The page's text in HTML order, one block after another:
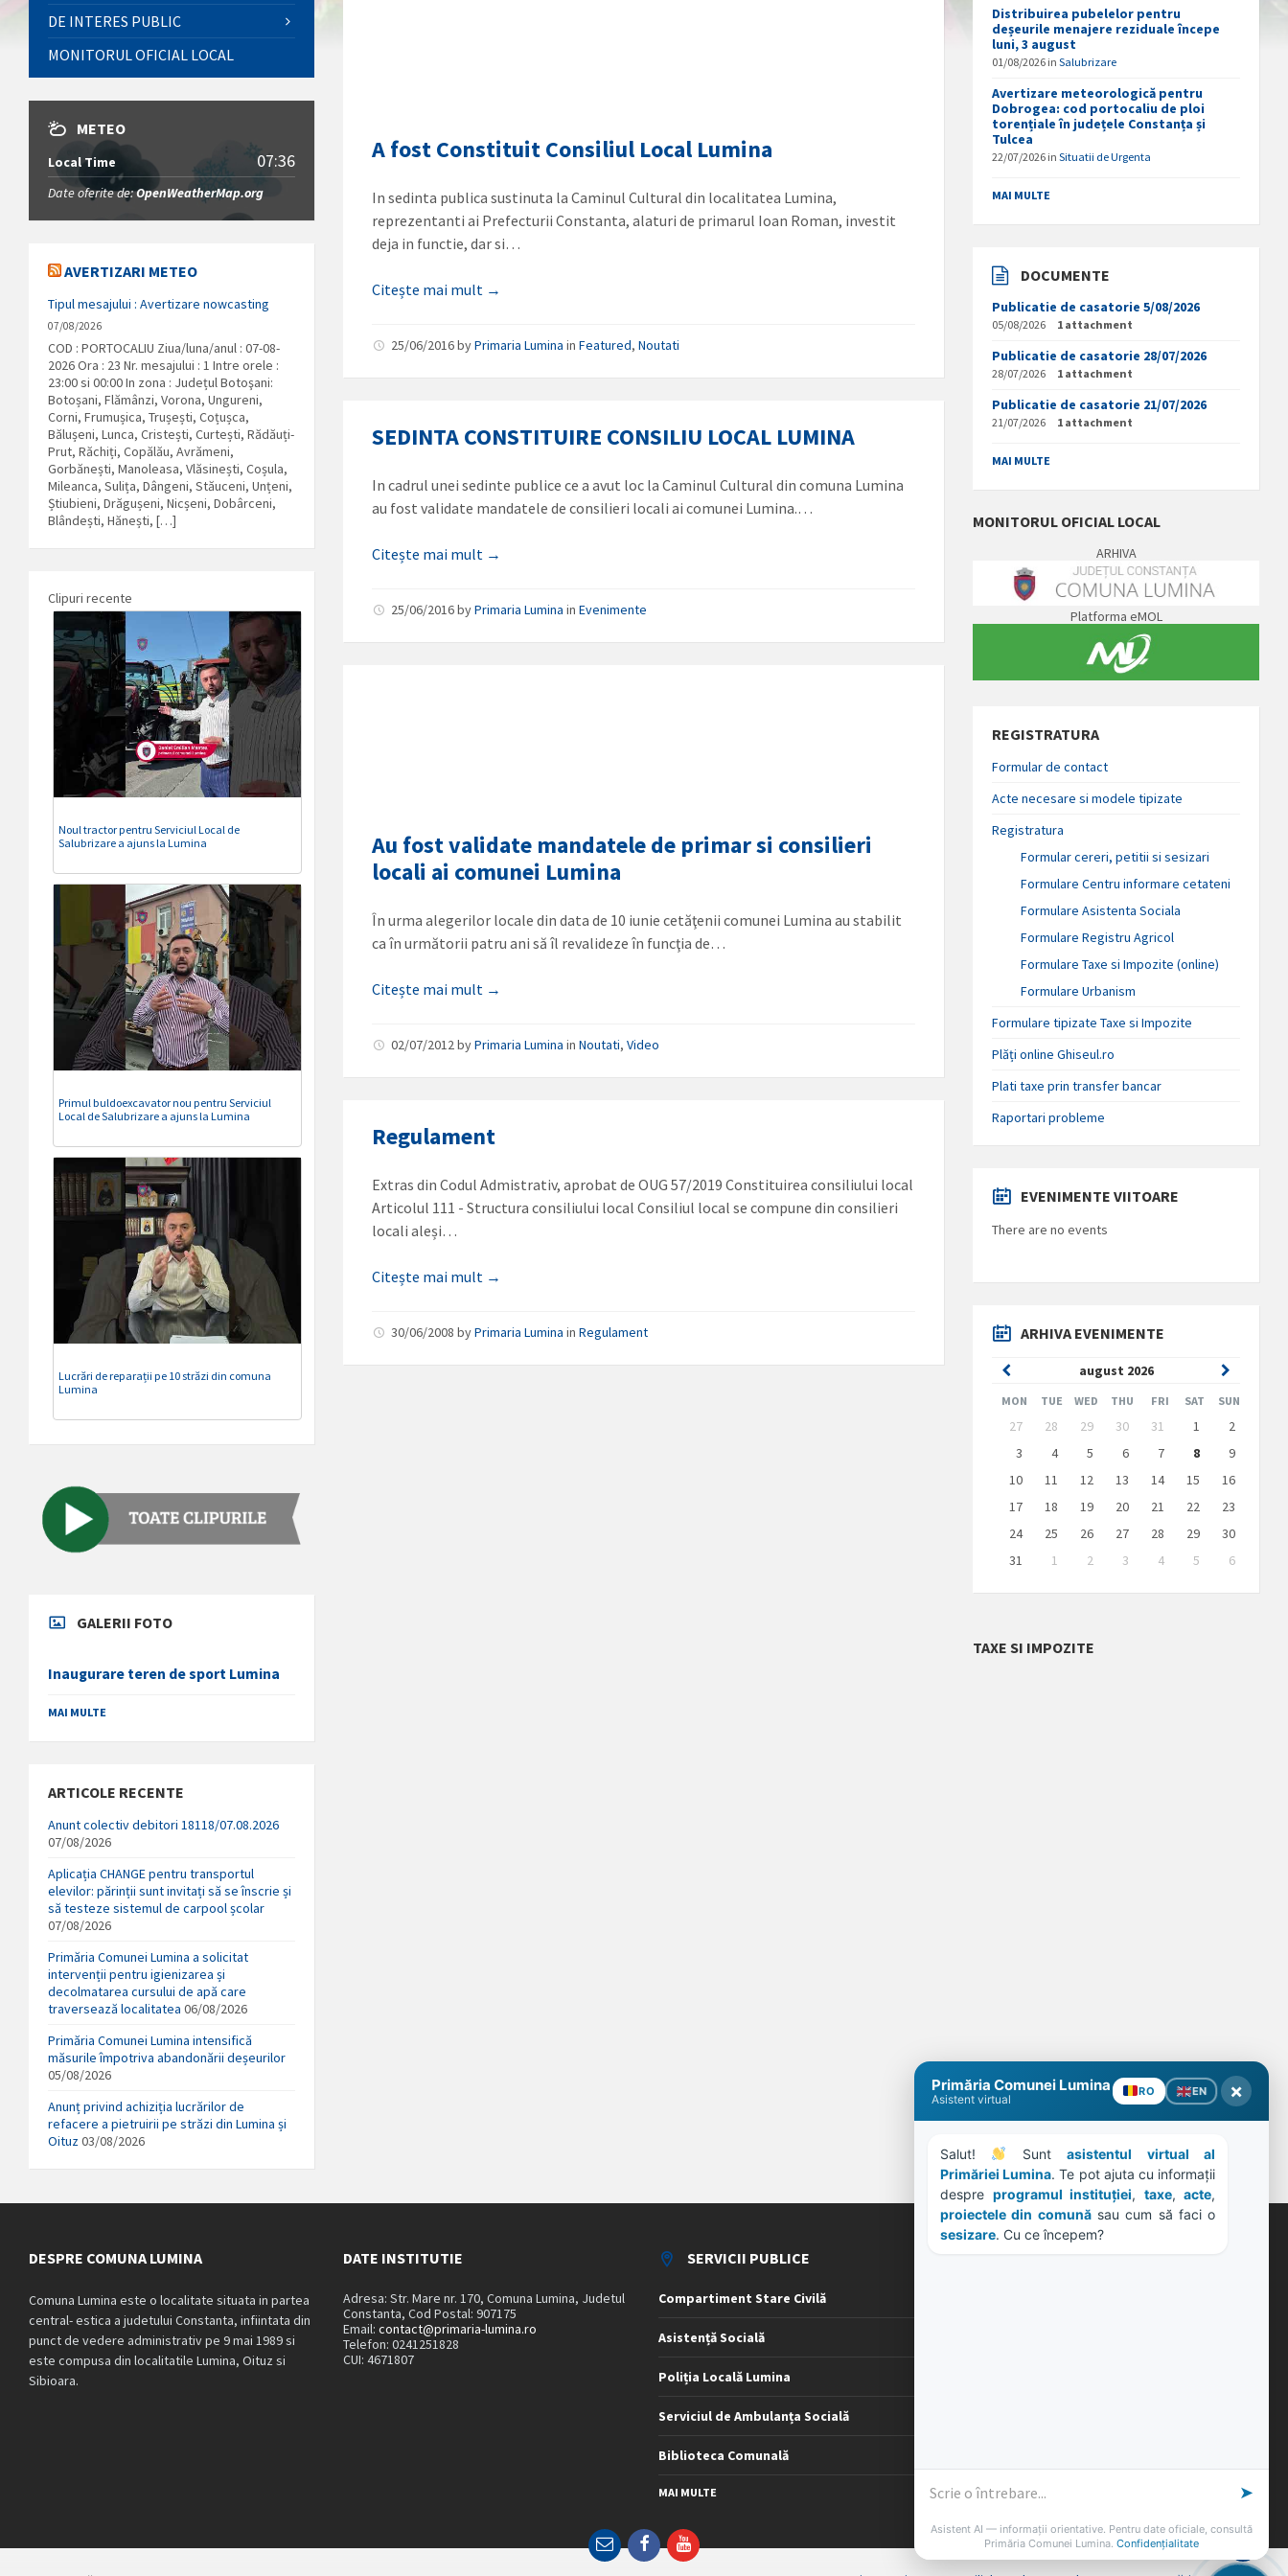
A fost Constituit Consiliul Local Lumina
In sedinta publica sustinuta la Caminul Cultural din localitatea Lumina,
reprezentanti ai Prefecturii Constanta, alaturi de primarul Ioan Roman, investit
deja in functie, dar si…
Citește mai mult →
25/06/2016byPrimaria Lumina inFeatured,Noutati
SEDINTA CONSTITUIRE CONSILIU LOCAL LUMINA
In cadrul unei sedinte publice ce a avut loc la Caminul Cultural din comuna Lumina
au fost validate mandatele de consilieri locali ai comunei Lumina.…
Citește mai mult →
25/06/2016byPrimaria Lumina inEvenimente
Au fost validate mandatele de primar si consilieri
locali ai comunei Lumina
În urma alegerilor locale din data de 10 iunie cetăţenii comunei Lumina au stabilit
ca în următorii patru ani să îl revalideze în funcţia de…
Citește mai mult →
02/07/2012byPrimaria Lumina inNoutati,Video
Regulament
Extras din Codul Admistrativ, aprobat de OUG 57/2019 Constituirea consiliului local
Articolul 111 - Structura consiliului local Consiliul local se compune din consilieri
locali aleși…
Citește mai mult →
30/06/2008byPrimaria Lumina inRegulament
DE INTERES PUBLIC
MONITORUL OFICIAL LOCAL
METEO
Local Time 07:36
Date oferite de:OpenWeatherMap.org
AVERTIZARI METEO
Tipul mesajului : Avertizare nowcasting
07/08/2026
COD : PORTOCALIU Ziua/luna/anul : 07-08-
2026 Ora : 23 Nr. mesajului : 1 Intre orele :
23:00 si 00:00 In zona : Județul Botoşani:
Botoșani, Flămânzi, Vorona, Ungureni,
Corni, Frumușica, Trușești, Coțușca,
Bălușeni, Lunca, Cristești, Curtești, Rădăuți-
Prut, Răchiți, Copălău, Avrămeni,
Gorbănești, Manoleasa, Vlăsinești, Coșula,
Mileanca, Sulița, Dângeni, Stăuceni, Unțeni,
Știubieni, Drăgușeni, Nicșeni, Dobârceni,
Blândești, Hănești, […]
Clipuri recente
Noul tractor pentru Serviciul Local de
Salubrizare a ajuns la Lumina
Primul buldoexcavator nou pentru Serviciul
Local de Salubrizare a ajuns la Lumina
Lucrări de reparații pe 10 străzi din comuna
Lumina
GALERII FOTO
Inaugurare teren de sport Lumina
MAI MULTE
ARTICOLE RECENTE
Anunt colectiv debitori 18118/07.08.2026
07/08/2026
Aplicația CHANGE pentru transportul
elevilor: părinții sunt invitați să se înscrie și
să testeze sistemul de carpool școlar
07/08/2026
Primăria Comunei Lumina a solicitat
intervenții pentru igienizarea și
decolmatarea cursului de apă care
traversează localitatea 06/08/2026
Primăria Comunei Lumina intensifică
măsurile împotriva abandonării deșeurilor
05/08/2026
Anunț privind achiziția lucrărilor de
refacere a pietruirii pe străzi din Lumina și
Oituz03/08/2026
Distribuirea pubelelor pentru
deșeurile menajere reziduale începe
luni, 3 august
01/08/2026 inSalubrizare
Avertizare meteorologică pentru
Dobrogea: cod portocaliu de ploi
torențiale în județele Constanța și
Tulcea
22/07/2026 inSituatii de Urgenta
MAI MULTE
DOCUMENTE
Publicatie de casatorie 5/08/2026
05/08/2026 1 attachment
Publicatie de casatorie 28/07/2026
28/07/2026 1 attachment
Publicatie de casatorie 21/07/2026
21/07/2026 1 attachment
MAI MULTE
MONITORUL OFICIAL LOCAL
ARHIVA
Platforma eMOL
REGISTRATURA
Formular de contact
Acte necesare si modele tipizate
Registratura
Formular cereri, petitii si sesizari
Formulare Centru informare cetateni
Formulare Asistenta Sociala
Formulare Registru Agricol
Formulare Taxe si Impozite (online)
Formulare Urbanism
Formulare tipizate Taxe si Impozite
Plăți online Ghiseul.ro
Plati taxe prin transfer bancar
Raportari probleme
EVENIMENTE VIITOARE
There are no events
ARHIVA EVENIMENTE
august 2026
Previous
Month
Next
Month
MON TUE WED THU FRI SAT SUN
Skip
calendar
days
27 28 29 30 31 1
2
3
4 5 6 7 8
9
10
11 12 13 14 15
16
17
18 19 20 21 22
23
24
25 26 27 28 29
30
31
1 2 3 4 5
6
to
TAXE SI IMPOZITE
DESPRE COMUNA LUMINA
Comuna Lumina este o localitate situata in partea
central- estica a judetului Constanta, infiintata din
punct de vedere administrativ pe 9 mai 1989 si
este compusa din localitatile Lumina, Oituz si
Sibioara.
DATE INSTITUTIE
Adresa: Str. Mare nr. 170, Comuna Lumina, Judetul
Constanta, Cod Postal: 907175
Email:contact@primaria-lumina.ro
Telefon: 0241251828
CUI: 4671807
SERVICII PUBLICE
Compartiment Stare Civilă
Asistență Socială
Poliția Locală Lumina
Serviciul de Ambulanța Socială
Biblioteca Comunală
MAI MULTE
EmailFacebookYouTube
Primăria Comunei Lumina
Asistent virtual
RO EN ×
Salut! Sunt asistentul virtual al
Primăriei Lumina. Te pot ajuta cu informații
despre programul instituției, taxe, acte
proiectele din comună
sesizare. Cu ce începem?
➤
Asistent AI — informații orientative. Pentru date oficiale, consultă
Primăria Comunei Lumina. Confidențialitate